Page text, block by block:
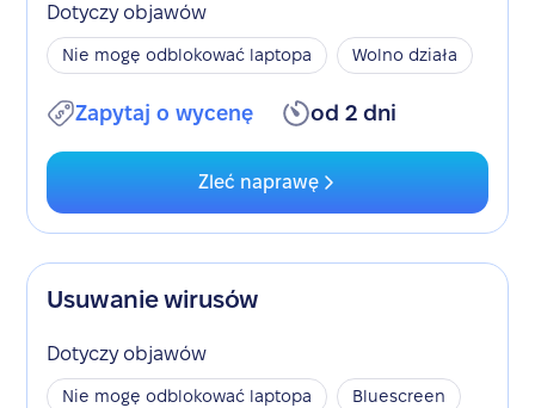
Dotyczy objawów
Nie mogę odblokować laptopa Wolno działa
Zapytaj o wycenę od 2 dni
Zleć naprawę
Usuwanie wirusów
Dotyczy objawów
Nie mogę odblokować laptopa
Bluescreen